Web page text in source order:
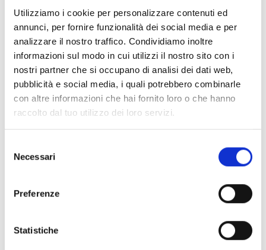
Utilizziamo i cookie per personalizzare contenuti ed
annunci, per fornire funzionalità dei social media e per
analizzare il nostro traffico. Condividiamo inoltre
informazioni sul modo in cui utilizzi il nostro sito con i
nostri partner che si occupano di analisi dei dati web,
pubblicità e social media, i quali potrebbero combinarle
con altre informazioni che hai fornito loro o che hanno
raccolto dal tuo utilizzo dei loro servizi.
delNecessari
Preferenze
Statistiche